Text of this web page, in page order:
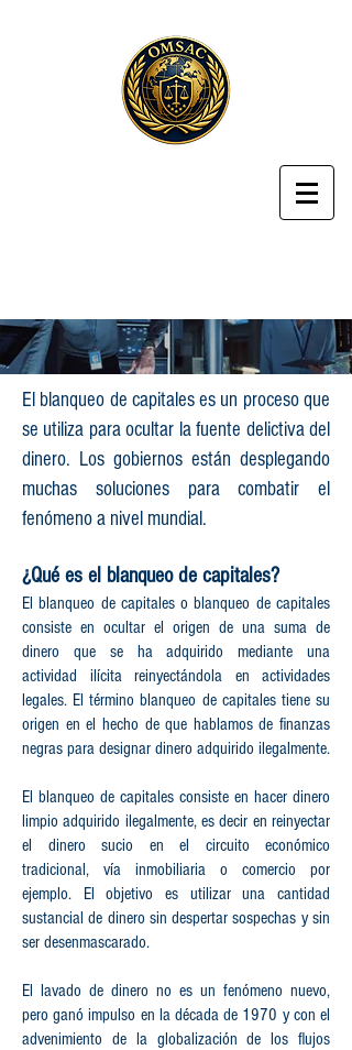
El blanqueo de capitales es un proceso que
se utiliza para ocultar la fuente delictiva del
dinero. Los gobiernos están desplegando
muchas soluciones para combatir el
fenómeno a nivel mundial.
¿Qué es el blanqueo de capitales?
El blanqueo de capitales o blanqueo de capitales
consiste en ocultar el origen de una suma de
dinero que se ha adquirido mediante una
actividad ilícita reinyectándola en actividades
legales. El término blanqueo de capitales tiene su
origen en el hecho de que hablamos de finanzas
negras para designar dinero adquirido ilegalmente.
El blanqueo de capitales consiste en hacer dinero
limpio adquirido ilegalmente, es decir en reinyectar
el dinero sucio en el circuito económico
tradicional, vía inmobiliaria o comercio por
ejemplo. El objetivo es utilizar una cantidad
sustancial de dinero sin despertar sospechas y sin
ser desenmascarado.
El lavado de dinero no es un fenómeno nuevo,
pero ganó impulso en la década de 1970 y con el
advenimiento de la globalización de los flujos